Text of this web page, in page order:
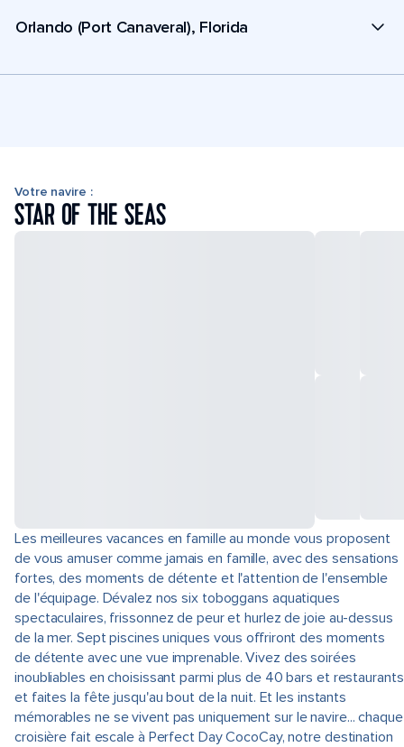
Orlando (Port Canaveral), Florida
Votre navire :
STAR OF THE SEAS
Les meilleures vacances en famille au monde vous proposent
de vous amuser comme jamais en famille, avec des sensations
fortes, des moments de détente et l'attention de l'ensemble
de l'équipage. Dévalez nos six toboggans aquatiques
spectaculaires, frissonnez de peur et hurlez de joie au-dessus
de la mer. Sept piscines uniques vous offriront des moments
de détente avec une vue imprenable. Vivez des soirées
inoubliables en choisissant parmi plus de 40 bars et restaurants
et faites la fête jusqu'au bout de la nuit. Et les instants
mémorables ne se vivent pas uniquement sur le navire... chaque
croisière fait escale à Perfect Day CocoCay, notre destination